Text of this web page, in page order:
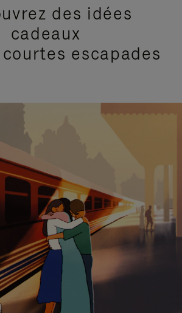
des idées
cadeaux
escapades